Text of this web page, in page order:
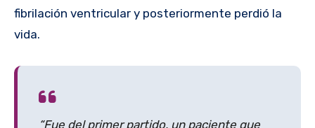
fibrilación ventricular y posteriormente perdió la
vida.
“Fue del primer partido, un paciente que